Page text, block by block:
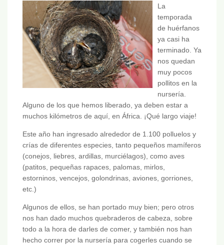
La
temporada
de huérfanos
ya casi ha
terminado. Ya
nos quedan
muy pocos
pollitos en la
nursería.
Alguno de los que hemos liberado, ya deben estar a
muchos kilómetros de aquí, en África. ¡Qué largo viaje!
Este año han ingresado alrededor de 1.100 polluelos y
crías de diferentes especies, tanto pequeños mamíferos
(conejos, liebres, ardillas, murciélagos), como aves
(patitos, pequeñas rapaces, palomas, mirlos,
estorninos, vencejos, golondrinas, aviones, gorriones,
etc.)
Algunos de ellos, se han portado muy bien; pero otros
nos han dado muchos quebraderos de cabeza, sobre
todo a la hora de darles de comer, y también nos han
hecho correr por la nursería para cogerles cuando se